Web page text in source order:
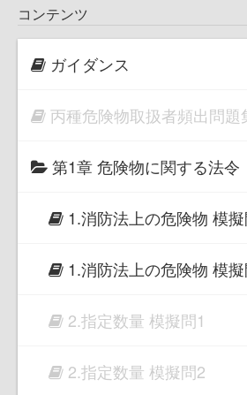
コンテンツ
ガイダンス
丙種危険物取扱者頻出問題
第1章 危険物に関する法令
1.消防法上の危険物 模擬
1.消防法上の危険物 模
2.指定数量 模擬問1
2.指定数量 模擬問2